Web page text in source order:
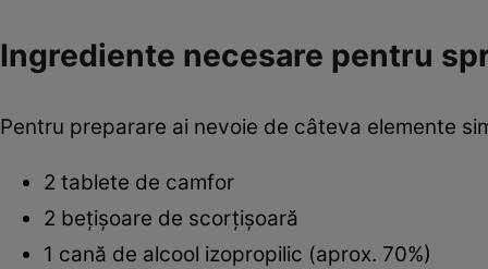
Ingrediente necesare pentru
Pentru preparare ai nevoie de câteva elemente
2 tablete de camfor
2 bețișoare de scorțișoară
1 cană de alcool izopropilic (aprox. 70%)